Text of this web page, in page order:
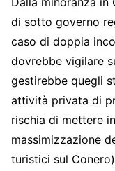
di sotto governo
caso di doppia
dovrebbe vigilare
gestirebbe quegli
attività privata di
rischia di mettere
massimizzazione
turistici sul